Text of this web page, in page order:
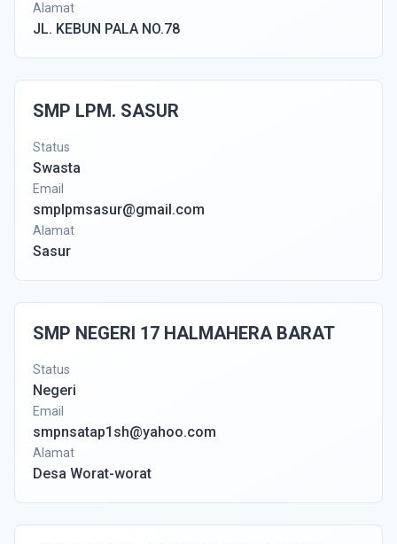
Alamat
JL. KEBUN PALA NO.78
SMP LPM. SASUR
Status
Swasta
Email
smplpmsasur@gmail.com
Alamat
Sasur
SMP NEGERI 17 HALMAHERA BARAT
Status
Negeri
Email
smpnsatap1sh@yahoo.com
Alamat
Desa Worat-worat